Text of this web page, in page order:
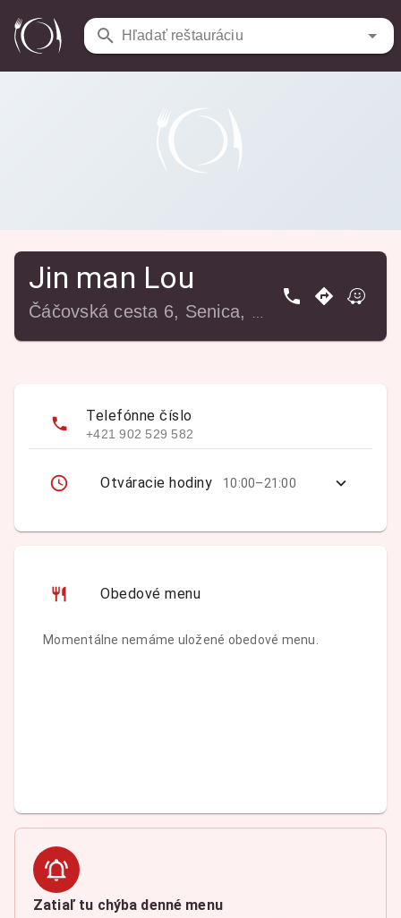
Hľadať reštauráciu
Reštaurácie / Jin man Lou
Jin man Lou
Telefónne číslo
+421 902 529 582
Otváracie hodiny 10:00–21:00
Obedové menu
Momentálne nemáme uložené obedové menu.
Zatiaľ tu chýba denné menu